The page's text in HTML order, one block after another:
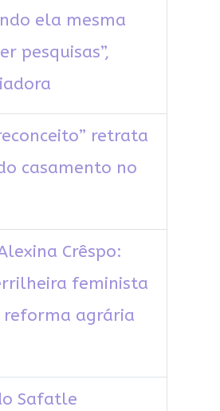
ela mesma
pesquisas”,
retrata
casamento no
Crêspo:
feminista
reforma agrária
Safatle